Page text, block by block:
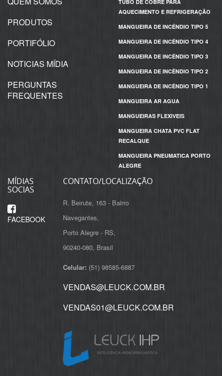
PRODUTOS
PORTIFÓLIO
NOTICIAS MÍDIA
PERGUNTAS
FREQUENTES
TUBO DE COBRE PARA
AQUECIMENTO E REFRIGERAÇÃO
MANGUEIRA DE INCÊNDIO TIPO 5
MANGUEIRA DE INCÊNDIO TIPO 4
MANGUEIRA DE INCÊNDIO TIPO 3
MANGUEIRA DE INCÊNDIO TIPO 2
MANGUEIRA DE INCÊNDIO TIPO 1
MANGUEIRA AR AGUA
MANGUEIRAS FLEXIVEIS
MANGUEIRA CHATA PVC FLAT
RECALQUE
MANGUEIRA PNEUMATICA PORTO
ALEGRE
MÍDIAS
SOCIAS
FACEBOOK
CONTATO/LOCALIZAÇÃO
R. Beirute, 163 - Bairro
Navegantes,
Porto Alegre - RS,
Celular: (51) 98585-6887
VENDAS@LEUCK.COM.BR
VENDAS01@LEUCK.COM.BR